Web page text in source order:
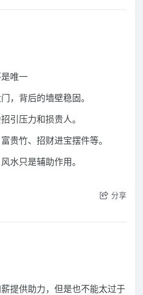
唯一
，背后的墙壁稳固。
引压力和损贵人。
贵竹、招财进宝摆件等。
水只是辅助作用。
分享
提供助力，但是也不能太过于